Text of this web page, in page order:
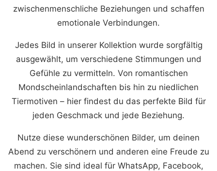
zwischenmenschliche Beziehungen und schaffen
emotionale Verbindungen.
Jedes Bild in unserer Kollektion wurde sorgfältig
ausgewählt, um verschiedene Stimmungen und
Gefühle zu vermitteln. Von romantischen
Mondscheinlandschaften bis hin zu niedlichen
Tiermotiven – hier findest du das perfekte Bild für
jeden Geschmack und jede Beziehung.
Nutze diese wunderschönen Bilder, um deinen
Abend zu verschönern und anderen eine Freude zu
machen. Sie sind ideal für WhatsApp, Facebook,